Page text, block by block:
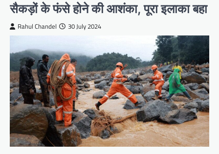
सैकड़ों के फंसे होने की आशंका, पूरा इलाका बहा
Rahul Chandel 30 July 2024